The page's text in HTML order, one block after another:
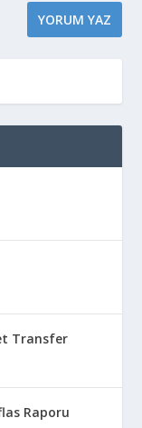
Transfer
Raporu